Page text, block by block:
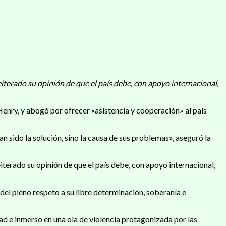
su opinión de que el país debe, con apoyo internacional,
y abogó por ofrecer «asistencia y cooperación» al país
la solución, sino la causa de sus problemas», aseguró la
su opinión de que el país debe, con apoyo internacional,
pleno respeto a su libre determinación, soberanía e
e inmerso en una ola de violencia protagonizada por las